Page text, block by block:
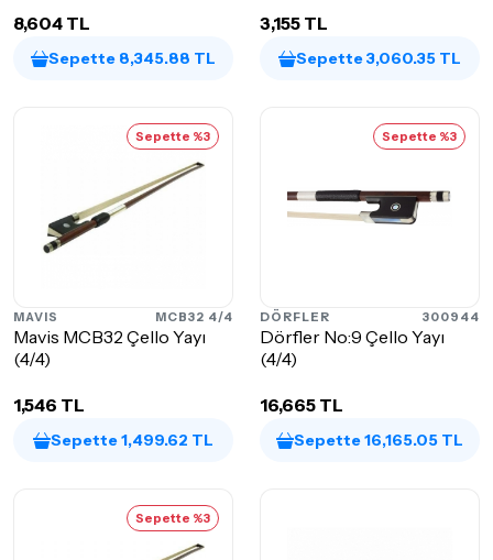
8,604 TL
Sepette 8,345.88 TL
3,155 TL
Sepette 3,060.35 TL
Sepette %3
MAVIS MCB32 4/4
Mavis MCB32 Çello Yayı
(4/4)
1,546 TL
Sepette 1,499.62 TL
Sepette %3
DÖRFLER 300944
Dörfler No:9 Çello Yayı
(4/4)
16,665 TL
Sepette 16,165.05 TL
Sepette %3